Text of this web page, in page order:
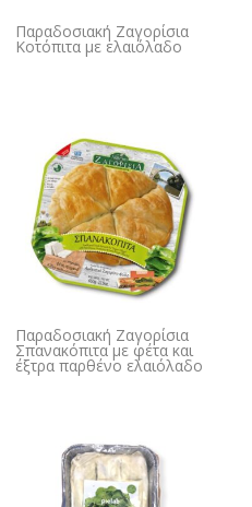
Παραδοσιακή Ζαγορίσια
Κοτόπιτα με ελαιόλαδο
Παραδοσιακή Ζαγορίσια
Σπανακόπιτα με φέτα και
έξτρα παρθένο ελαιόλαδο